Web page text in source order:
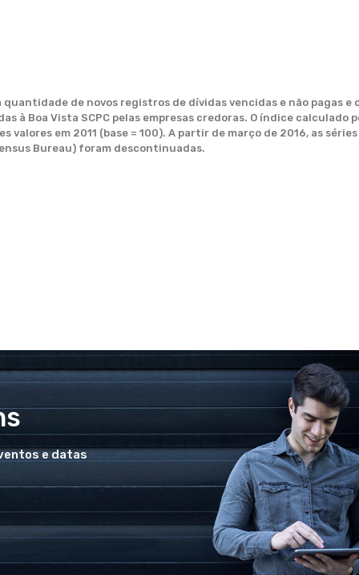
de novos registros de dívidas vencidas e não pagas e
Boa Vista SCPC pelas empresas credoras. O índice calculado
valores em 2011 (base = 100). A partir de março de 2016, as
Bureau) foram descontinuadas.
e datas